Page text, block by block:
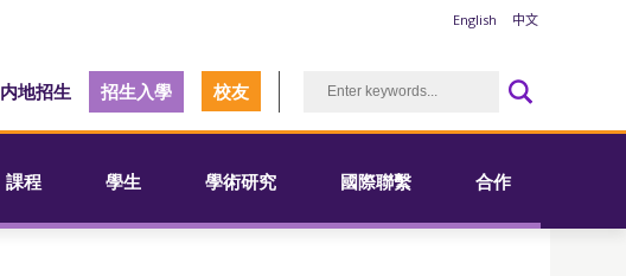
English 中文
内地招生 招生入學 校友
課程 學生 學術研究 國際聯繫 合作